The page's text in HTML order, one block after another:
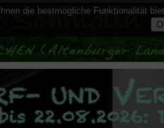
die bestmögliche Funktionalität